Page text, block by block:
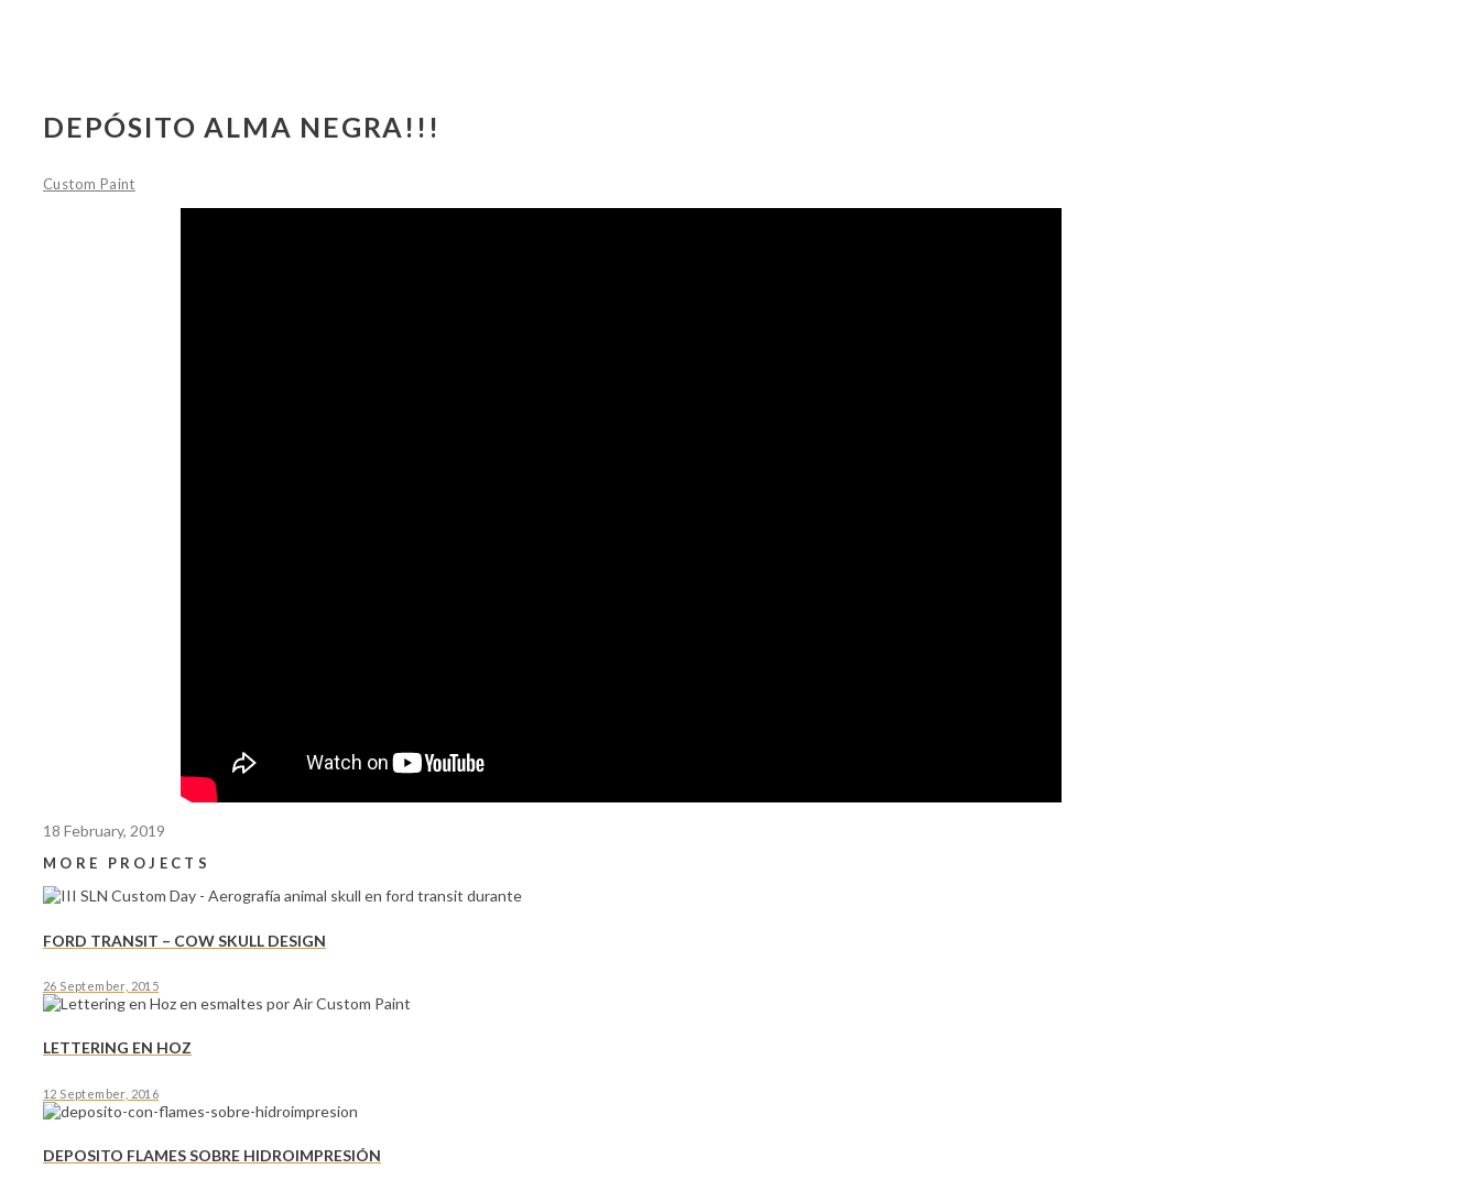
DEPÓSITO ALMA NEGRA!!!
Custom Paint
18 February, 2019
MORE PROJECTS
FORD TRANSIT – COW SKULL DESIGN
26 September, 2015
LETTERING EN HOZ
12 September, 2016
DEPOSITO FLAMES SOBRE HIDROIMPRESIÓN